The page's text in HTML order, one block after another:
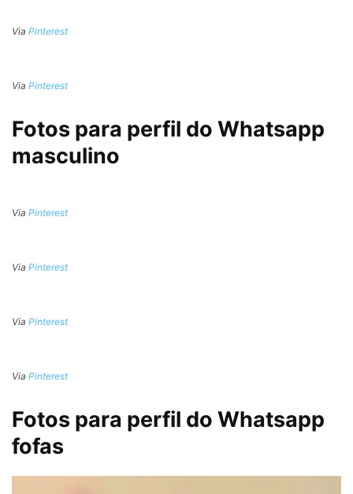
Via Pinterest
Via Pinterest
Fotos para perfil do Whatsapp
masculino
Via Pinterest
Via Pinterest
Via Pinterest
Via Pinterest
Fotos para perfil do Whatsapp
fofas